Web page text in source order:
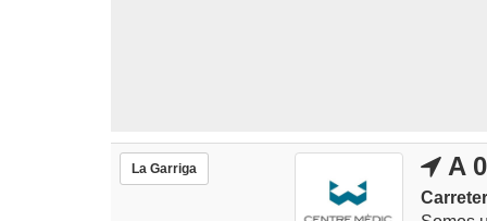
La Garriga A